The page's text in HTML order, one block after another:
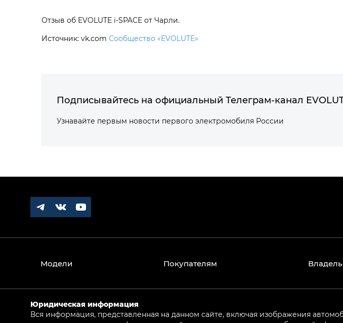
Отзыв об EVOLUTE i‑SPACE от Чарли.
Источник: vk.com Сообщество «EVOLUTE»
Подписывайтесь на официальный Телеграм-канал
Узнавайте первым новости первого электромобиля России
Модели Покупателям
Юридическая информация
Вся информация, представленная на данном сайте, включая изображения